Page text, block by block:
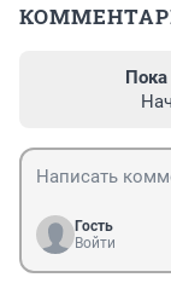
Гость
Войти